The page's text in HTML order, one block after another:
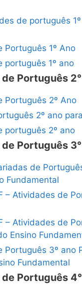
de português
Português 1º Ano
português 1º ano
Português
Português 2º Ano
2º ano
português 2º ano
Português
de
Fundamental
– Atividades de
– Atividades de
Ensino
Português 3º ano
Fundamental
Português